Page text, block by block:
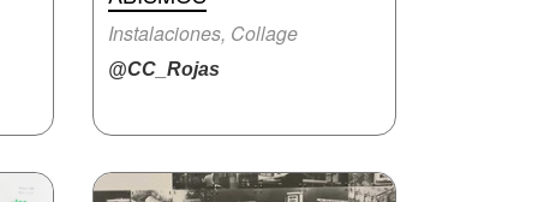
Instalaciones, Collage
@CC_Rojas